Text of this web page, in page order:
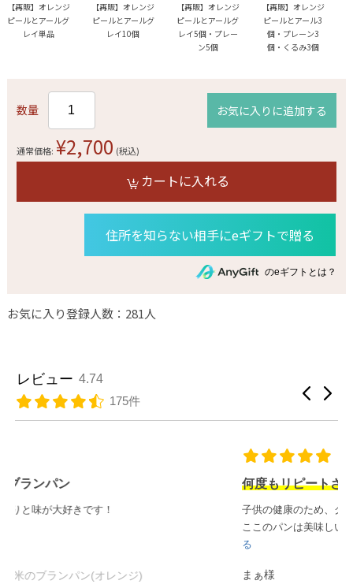
【再販】オレンジ
ピールとアールグ
レイ単品
【再販】オレンジ
ピールとアールグ
レイ10個
【再販】オレンジ
ピールとアールグ
レイ5個・プレー
ン5個
【再販】オレンジ
ピールとアール3
個・プレーン3
個・くるみ3個
数量 お気に入りに追加する
通常価格: ¥2,700 (税込)
カートに入れる
住所を知らない相手にeギフトで贈る
のeギフトとは？
お気に入り登録人数：281人
レビュー 4.74
175件
何度もリピートさせていただいてます！
子供の健康のため、グルテンフリーを心がけています。
ここのパンは美味しいんです、本当に！前食べたや... もっと見
まぁ様